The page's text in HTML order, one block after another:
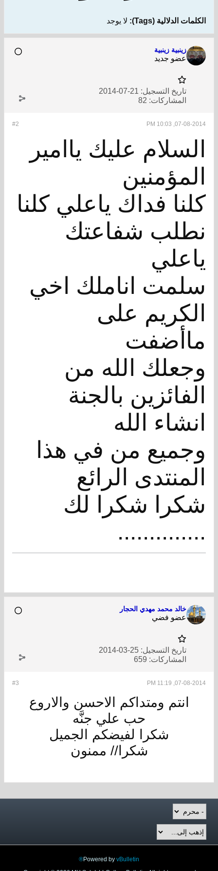
الكلمات الدلالية (Tags): لا يوجد
زينبية زينبية
عضو جديد
تاريخ التسجيل: 21-07-2014
المشاركات: 82
#2 07-08-2014, 10:03 PM
السلام عليك ياامير
المؤمنين
كلنا فداك ياعلي كلنا
نطلب شفاعتك
ياعلي
سلمت اناملك اخي
الكريم على
ماأضفت
وجعلك الله من
الفائزين بالجنة
انشاء الله
وجميع من في هذا
المنتدى الرائع
شكرا شكرا لك
..............
خالد محمد مهدي الحجار
عضو فضي
تاريخ التسجيل: 25-03-2014
المشاركات: 659
#3 07-08-2014, 11:19 PM
انتم ومتداكم الاحسن والاروع
حب علي جنَّه
شكرا لفيضكم الجميل
شكرا// ممنون
Powered by vBulletin®